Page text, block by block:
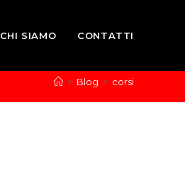
CHI SIAMO CONTATTI
> Blog > corsi